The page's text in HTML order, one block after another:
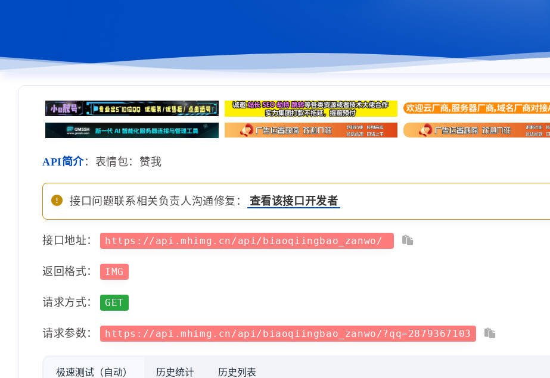
API简介：表情包：赞我
接口问题联系相关负责人沟通修复： 查看该接口开发者
接口地址： https://api.mhimg.cn/api/biaoqiingbao_zanwo/
返回格式： IMG
请求方式： GET
请求参数： https://api.mhimg.cn/api/biaoqiingbao_zanwo/?qq=2879367103
极速测试（自动） 历史统计 历史列表